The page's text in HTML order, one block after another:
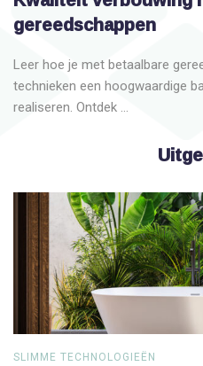
gereedschappen
Leer hoe je met betaalbare
technieken een hoogwaardige
realiseren. Ontdek ...
SLIMME TECHNOLOGIEËN